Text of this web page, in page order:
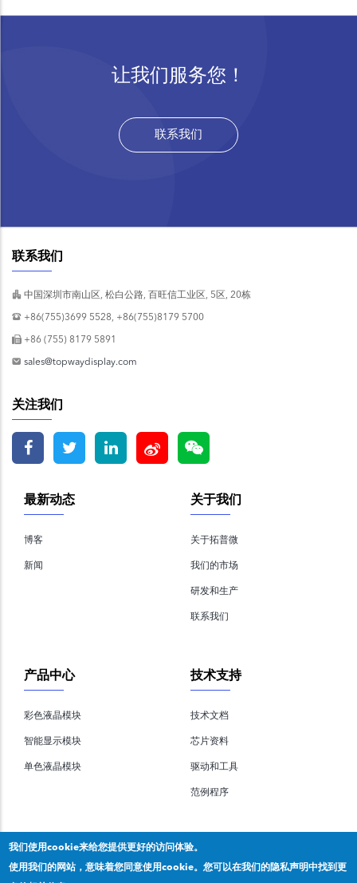
让我们服务您！
联系我们
联系我们
中国深圳市南山区, 松白公路, 百旺信工业区, 5区, 20栋
+86(755)3699 5528, +86(755)8179 5700
+86 (755) 8179 5891
sales@topwaydisplay.com
关注我们
关于我们
关于拓普微
我们的市场
研发和生产
联系我们
最新动态
博客
新闻
技术支持
技术文档
芯片资料
驱动和工具
范例程序
产品中心
彩色液晶模块
智能显示模块
单色液晶模块
我们使用cookie来给您提供更好的访问体验。
使用我们的网站，意味着您同意使用cookie。您可以在我们的隐私声明中找到更